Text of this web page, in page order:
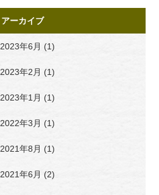
アーカイブ
2023年6月 (1)
2023年2月 (1)
2023年1月 (1)
2022年3月 (1)
2021年8月 (1)
2021年6月 (2)